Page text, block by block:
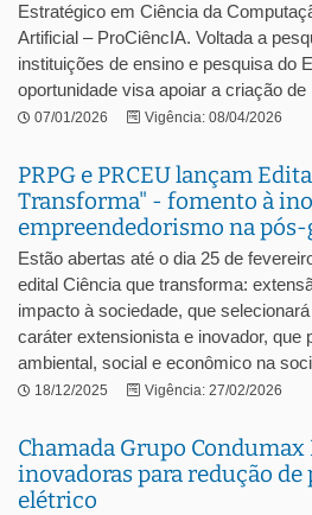
Estratégico em Ciência da
Artificial – ProCiêncIA. Voltada a
instituições de ensino e pesquisa do
oportunidade visa apoiar a criação
07/01/2026 Vigência: 08/04/2026
PRPG e PRCEU lançam
Transforma" - fomento à
empreendedorismo na pós-
Estão abertas até o dia 25 de
edital Ciência que transforma:
impacto à sociedade, que
caráter extensionista e inovador, que
ambiental, social e econômico na
18/12/2025 Vigência: 27/02/2026
Chamada Grupo Condumax
inovadoras para redução de
elétrico